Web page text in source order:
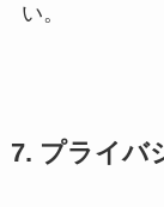
い。
7. プライバ